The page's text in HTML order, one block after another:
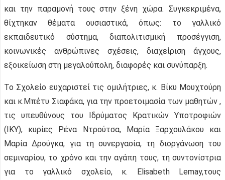
και την παραμονή τους στην ξένη χώρα. Συγκεκριμένα,
θίχτηκαν θέματα ουσιαστικά, όπως: το γαλλικό
εκπαιδευτικό σύστημα, διαπολιτισμική προσέγγιση,
κοινωνικές ανθρώπινες σχέσεις, διαχείριση άγχους,
εξοικείωση στη μεγαλούπολη, διαφορές και συνύπαρξη.
Το Σχολείο ευχαριστεί τις ομιλήτριες, κ. Βίκυ Μουχτούρη
και κ.Μπέτυ Σιαφάκα, για την προετοιμασία των μαθητών ,
τις υπευθύνους του Ιδρύματος Κρατικών Υποτροφιών
(ΙΚΥ), κυρίες Ρένα Ντρούτσα, Μαρία Ξαρχουλάκου και
Μαρία Δρούγκα, για τη συνεργασία, τη διοργάνωση του
σεμιναρίου, το χρόνο και την αγάπη τους, τη συντονίστρια
για το γαλλικό σχολείο, κ. Elisabeth Lemay,τους